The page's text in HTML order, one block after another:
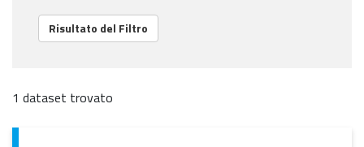
Risultato del Filtro
1 dataset trovato